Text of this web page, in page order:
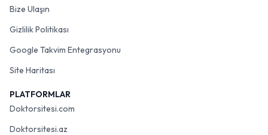
Bize Ulaşın
Gizlilik Politikası
Google Takvim Entegrasyonu
Site Haritası
PLATFORMLAR
Doktorsitesi.com
Doktorsitesi.az